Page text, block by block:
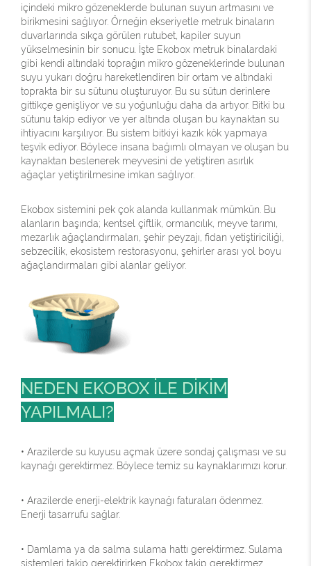
içindeki mikro gözeneklerde bulunan suyun artmasını ve
birikmesini sağlıyor. Örneğin ekseriyetle metruk binaların
duvarlarında sıkça görülen rutubet, kapiler suyun
yükselmesinin bir sonucu. İşte Ekobox metruk binalardaki
gibi kendi altındaki toprağın mikro gözeneklerinde bulunan
suyu yukarı doğru hareketlendiren bir ortam ve altındaki
toprakta bir su sütunu oluşturuyor. Bu su sütun derinlere
gittikçe genişliyor ve su yoğunluğu daha da artıyor. Bitki bu
sütunu takip ediyor ve yer altında oluşan bu kaynaktan su
ihtiyacını karşılıyor. Bu sistem bitkiyi kazık kök yapmaya
teşvik ediyor. Böylece insana bağımlı olmayan ve oluşan bu
kaynaktan beslenerek meyvesini de yetiştiren asırlık
ağaçlar yetiştirilmesine imkan sağlıyor.
Ekobox sistemini pek çok alanda kullanmak mümkün. Bu
alanların başında; kentsel çiftlik, ormancılık, meyve tarımı,
mezarlık ağaçlandırmaları, şehir peyzajı, fidan yetiştiriciliği,
sebzecilik, ekosistem restorasyonu, şehirler arası yol boyu
ağaçlandırmaları gibi alanlar geliyor.
NEDEN EKOBOX İLE DİKİM
YAPILMALI?
• Arazilerde su kuyusu açmak üzere sondaj çalışması ve su
kaynağı gerektirmez. Böylece temiz su kaynaklarımızı korur.
• Arazilerde enerji-elektrik kaynağı faturaları ödenmez.
Enerji tasarrufu sağlar.
• Damlama ya da salma sulama hattı gerektirmez. Sulama
sistemleri takip gerektirirken Ekobox takip gerektirmez.